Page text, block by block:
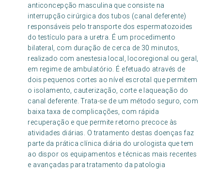
anticoncepção masculina que consiste na
interrupção cirúrgica dos tubos (canal deferente)
responsáveis pelo transporte dos espermatozoides
do testículo para a uretra. É um procedimento
bilateral, com duração de cerca de 30 minutos,
realizado com anestesia local, locoregional ou geral,
em regime de ambulatório. É efetuado através de
dois pequenos cortes ao nível escrotal que permitem
o isolamento, cauterização, corte e laqueação do
canal deferente. Trata-se de um método seguro, com
baixa taxa de complicações, com rápida
recuperação e que permite retorno precoce às
atividades diárias. O tratamento destas doenças faz
parte da prática clínica diária do urologista que tem
ao dispor os equipamentos e técnicas mais recentes
e avançadas para tratamento da patologia